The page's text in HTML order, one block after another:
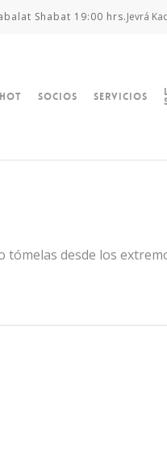
Shabat 19:00 hrs.Jevrá
Socios Servicios
tómelas desde los